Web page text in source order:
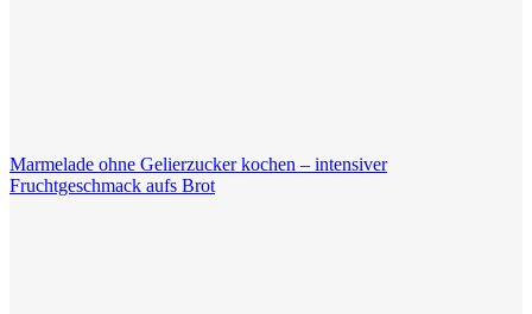
Marmelade ohne Gelierzucker kochen – intensiver
Fruchtgeschmack aufs Brot